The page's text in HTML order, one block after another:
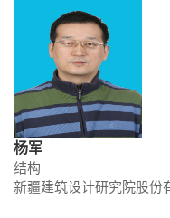
杨军
结构
新疆建筑设计研究院股份